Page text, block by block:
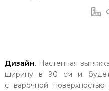
Дизайн. Настенная
ширину в 90 см и
с варочной